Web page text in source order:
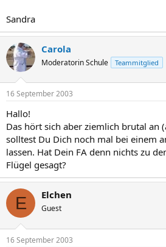
Sandra
Carola
Moderatorin Schule Teammitglied
16 September 2003
Hallo!
Das hört sich aber ziemlich brutal an
solltest Du Dich noch mal bei einem
lassen. Hat Dein FA denn nichts zu
Flügel gesagt?
E Elchen
Guest
16 September 2003